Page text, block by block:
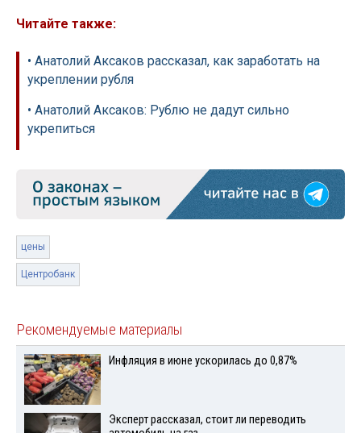
Читайте также:
• Анатолий Аксаков рассказал, как заработать на
укреплении рубля
• Анатолий Аксаков: Рублю не дадут сильно
укрепиться
цены
Центробанк
Рекомендуемые материалы
Инфляция в июне ускорилась до 0,87%
Эксперт рассказал, стоит ли переводить